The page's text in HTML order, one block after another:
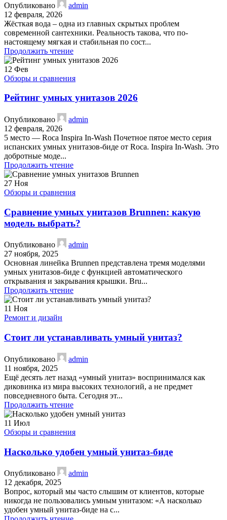
Опубликовано
admin
12 февраля, 2026
Жёсткая вода – одна из главных скрытых проблем
современной сантехники. Реальность такова, что по-
настоящему мягкая и стабильная по сост...
Продолжить чтение
12 Фев
Обзоры и сравнения
Рейтинг умных унитазов 2026
Опубликовано
admin
12 февраля, 2026
5 место — Roca Inspira In-Wash Почетное пятое место серия
испанских умных унитазов-биде от Roca. Inspira In-Wash. Это
добротные моде...
Продолжить чтение
27 Ноя
Обзоры и сравнения
Сравнение умных унитазов Brunnen: какую
модель выбрать?
Опубликовано
admin
27 ноября, 2025
Основная линейка Brunnen представлена тремя моделями
умных унитазов-биде с функцией автоматического
открывания и закрывания крышки. Bru...
Продолжить чтение
11 Ноя
Ремонт и дизайн
Стоит ли устанавливать умный унитаз?
Опубликовано
admin
11 ноября, 2025
Ещё десять лет назад «умный унитаз» воспринимался как
диковинка из мира высоких технологий, а не предмет
повседневного быта. Сегодня эт...
Продолжить чтение
11 Июл
Обзоры и сравнения
Насколько удобен умный унитаз-биде
Опубликовано
admin
12 декабря, 2025
Вопрос, который мы часто слышим от клиентов, которые
никогда не пользовались умным унитазом: «А насколько
удобен умный унитаз-биде на с...